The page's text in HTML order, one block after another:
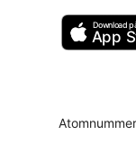
Download
App
Atomnummer